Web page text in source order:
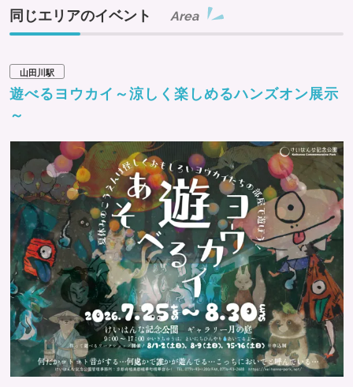
同じエリアのイベント Area
山田川駅
遊べるヨウカイ～涼しく楽しめるハンズオン展示
～